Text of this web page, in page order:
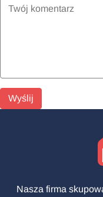
Wyślij
Nasza firma